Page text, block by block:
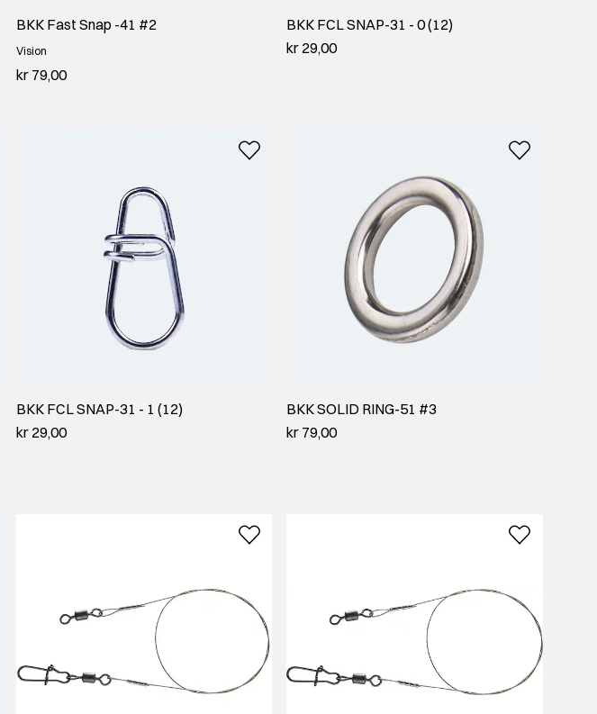
BKK Fast Snap -41 #2
Vision
kr 79,00
BKK FCL SNAP-31 - 0 (12)
kr 29,00
BKK FCL SNAP-31 - 1 (12)
kr 29,00
BKK SOLID RING-51 #3
kr 79,00